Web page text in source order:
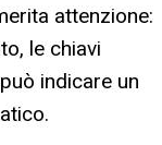
attenzione:
le chiavi
indicare un